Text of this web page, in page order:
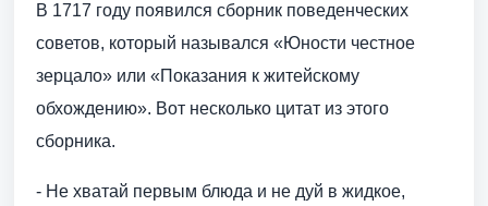
В 1717 году появился сборник поведенческих
советов, который назывался «Юности честное
зерцало» или «Показания к житейскому
обхождению». Вот несколько цитат из этого
сборника.
- Не хватай первым блюда и не дуй в жидкое,